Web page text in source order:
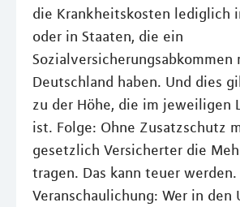
die Krankheitskosten lediglich
oder in Staaten, die ein
Sozialversicherungsabkommen
Deutschland haben. Und dies
zu der Höhe, die im jeweiligen
ist. Folge: Ohne Zusatzschutz
gesetzlich Versicherter die
tragen. Das kann teuer
Veranschaulichung: Wer in den